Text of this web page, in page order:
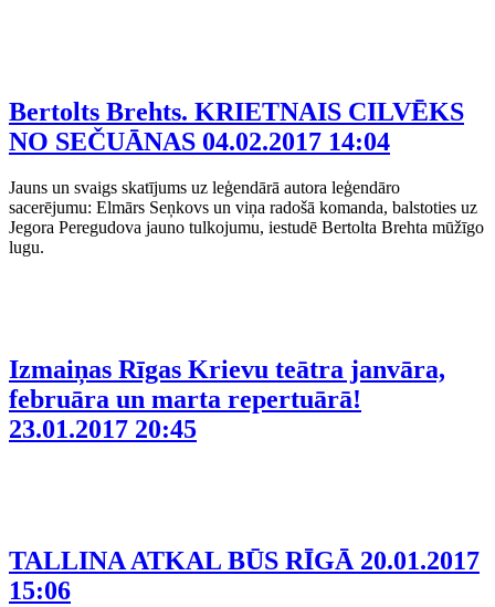
Bertolts Brehts. KRIETNAIS CILVĒKS
NO SEČUĀNAS 04.02.2017 14:04
Jauns un svaigs skatījums uz leģendārā autora leģendāro
sacerējumu: Elmārs Seņkovs un viņa radošā komanda, balstoties uz
Jegora Peregudova jauno tulkojumu, iestudē Bertolta Brehta mūžīgo
lugu.
Izmaiņas Rīgas Krievu teātra janvāra,
februāra un marta repertuārā!
23.01.2017 20:45
TALLINA ATKAL BŪS RĪGĀ 20.01.2017
15:06